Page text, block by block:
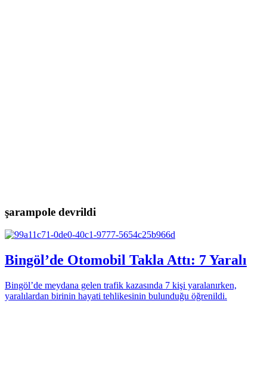
şarampole devrildi
Bingöl’de Otomobil Takla Attı: 7 Yaralı
Bingöl’de meydana gelen trafik kazasında 7 kişi yaralanırken,
yaralılardan birinin hayati tehlikesinin bulunduğu öğrenildi.